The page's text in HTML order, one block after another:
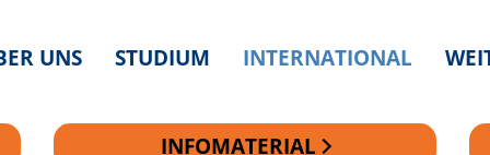
UNS STUDIUM INTERNATIONAL
INFOMATERIAL